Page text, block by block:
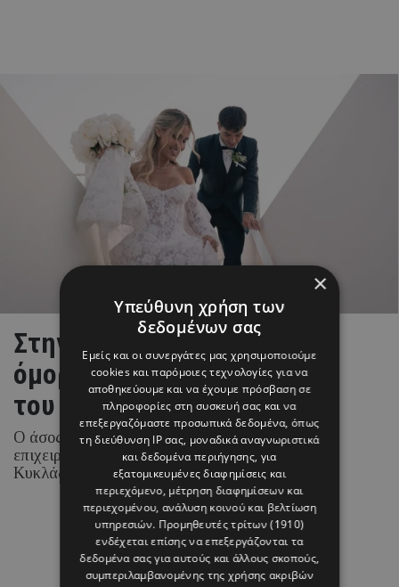
Στην Πάρο γράφτηκε το πιο
όμορφο κεφάλαιο της ζωής
του Brahim Díaz
Ο άσος της Real Madrid και η Ισπανίδα
επιχειρηματίας και content creator επέλεξαν τις
Κυκλάδες για την ιδιαίτερη αυτή περίσταση.
08 ΑΥΓΟΥΣΤΟΥ 26 - 17:01
Margarita Psichi
×
Υπεύθυνη χρήση των
δεδομένων σας
Εμείς και οι συνεργάτες μας χρησιμοποιούμε
cookies και παρόμοιες τεχνολογίες για να
αποθηκεύουμε και να έχουμε πρόσβαση σε
πληροφορίες στη συσκευή σας και να
επεξεργαζόμαστε προσωπικά δεδομένα, όπως
τη διεύθυνση IP σας, μοναδικά αναγνωριστικά
και δεδομένα περιήγησης, για
εξατομικευμένες διαφημίσεις και
περιεχόμενο, μέτρηση διαφημίσεων και
περιεχομένου, ανάλυση κοινού και βελτίωση
υπηρεσιών. Προμηθευτές τρίτων (1910)
ενδέχεται επίσης να επεξεργάζονται τα
δεδομένα σας για αυτούς και άλλους σκοπούς,
συμπεριλαμβανομένης της χρήσης ακριβών